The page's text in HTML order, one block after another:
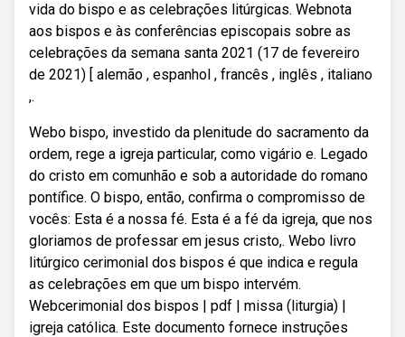
vida do bispo e as celebrações litúrgicas. Webnota
aos bispos e às conferências episcopais sobre as
celebrações da semana santa 2021 (17 de fevereiro
de 2021) [ alemão , espanhol , francês , inglês , italiano
,.
Webo bispo, investido da plenitude do sacramento da
ordem, rege a igreja particular, como vigário e. Legado
do cristo em comunhão e sob a autoridade do romano
pontífice. O bispo, então, confirma o compromisso de
vocês: Esta é a nossa fé. Esta é a fé da igreja, que nos
gloriamos de professar em jesus cristo,. Webo livro
litúrgico cerimonial dos bispos é que indica e regula
as celebrações em que um bispo intervém.
Webcerimonial dos bispos | pdf | missa (liturgia) |
igreja católica. Este documento fornece instruções